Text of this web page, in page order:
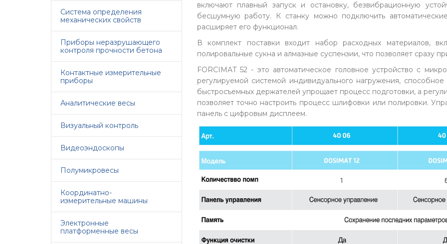
Система определения
механических свойств
Приборы неразрушающего
контроля прочности бетона
Контактные измерительные
приборы
Аналитические весы
Визуальный контроль
Видеоэндоскопы
Полумикровесы
Координатно-
измерительные машины
Электронные
платформенные весы
включают плавный запуск и остановку, безвибрационную
бесшумную работу. К станку можно подключить
расширяет его функционал.
В комплект поставки входит набор расходных материалов,
полировальные сукна и алмазные суспензии, что позволяет сразу
FORCIMAT 52 - это автоматическое головное устройство с
регулируемой системой индивидуального нагружения,
быстросъемных держателей упрощает процесс подготовки, а
позволяет точно настроить процесс шлифовки или полировки.
панель с цифровым дисплеем.